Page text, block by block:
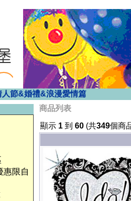
人節&婚禮&浪漫愛情篇
惠限自
商品列表
顯示 1 到 60 (共349個商